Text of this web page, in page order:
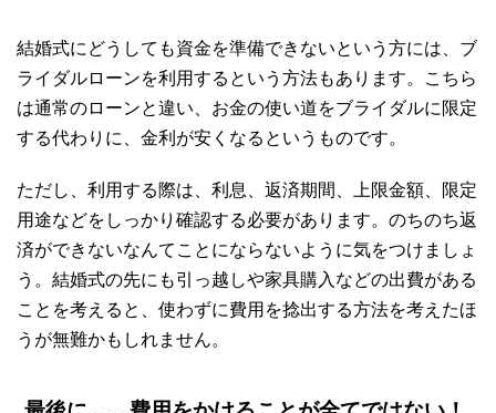
結婚式にどうしても資金を準備できないという方には、ブ
ライダルローンを利用するという方法もあります。こちら
は通常のローンと違い、お金の使い道をブライダルに限定
する代わりに、金利が安くなるというものです。
ただし、利用する際は、利息、返済期間、上限金額、限定
用途などをしっかり確認する必要があります。のちのち返
済ができないなんてことにならないように気をつけましょ
う。結婚式の先にも引っ越しや家具購入などの出費がある
ことを考えると、使わずに費用を捻出する方法を考えたほ
うが無難かもしれません。